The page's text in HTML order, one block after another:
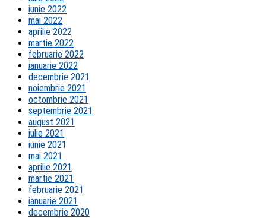
iunie 2022
mai 2022
aprilie 2022
martie 2022
februarie 2022
ianuarie 2022
decembrie 2021
noiembrie 2021
octombrie 2021
septembrie 2021
august 2021
iulie 2021
iunie 2021
mai 2021
aprilie 2021
martie 2021
februarie 2021
ianuarie 2021
decembrie 2020